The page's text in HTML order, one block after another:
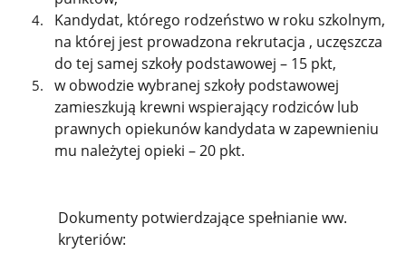
Kandydat, którego rodzeństwo w roku szkolnym,
na której jest prowadzona rekrutacja , uczęszcza
do tej samej szkoły podstawowej – 15 pkt,
w obwodzie wybranej szkoły podstawowej
zamieszkują krewni wspierający rodziców lub
prawnych opiekunów kandydata w zapewnieniu
mu należytej opieki – 20 pkt.
Dokumenty potwierdzające spełnianie ww.
kryteriów: